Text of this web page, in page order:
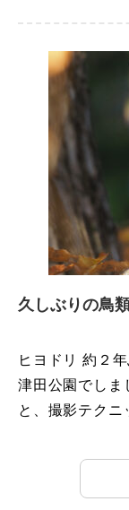
久しぶりの鳥
ヒヨドリ 約２
津田公園でしま
と、撮影テク